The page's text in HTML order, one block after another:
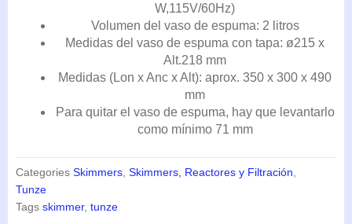
W,115V/60Hz)
Volumen del vaso de espuma: 2 litros
Medidas del vaso de espuma con tapa: ø215 x
Alt.218 mm
Medidas (Lon x Anc x Alt): aprox. 350 x 300 x 490
mm
Para quitar el vaso de espuma, hay que levantarlo
como mínimo 71 mm
Categories Skimmers Skimmers, Reactores y Filtración
Tunze
Tags skimmer, tunze